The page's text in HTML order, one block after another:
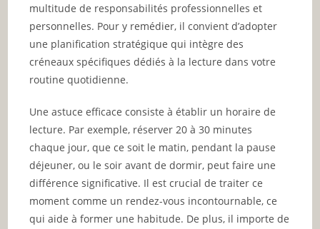
multitude de responsabilités professionnelles et
personnelles. Pour y remédier, il convient d’adopter
une planification stratégique qui intègre des
créneaux spécifiques dédiés à la lecture dans votre
routine quotidienne.
Une astuce efficace consiste à établir un horaire de
lecture. Par exemple, réserver 20 à 30 minutes
chaque jour, que ce soit le matin, pendant la pause
déjeuner, ou le soir avant de dormir, peut faire une
différence significative. Il est crucial de traiter ce
moment comme un rendez-vous incontournable, ce
qui aide à former une habitude. De plus, il importe de